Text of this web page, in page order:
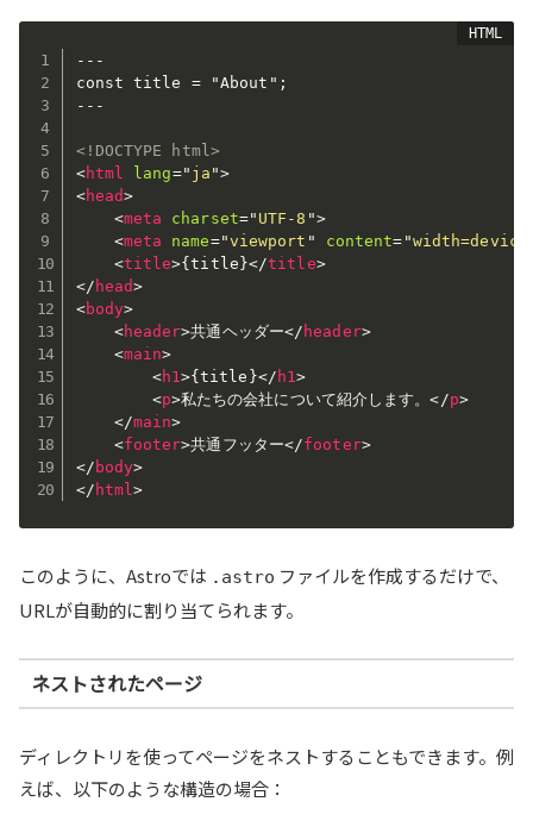
---
const title = "About";
---
<!DOCTYPE html>
<html lang=" ja ">
<head>
<meta charset=" UTF-8 ">
<meta name="viewport " content= "
<title>{title}</title>
</ head>
<body>
<header>共通ヘッダー</ header>
<main>
<h1>{title}</ h1>
<p>私たちの会社について紹介します。</p>
</main>
<footer>共通フッター</footer>
</ body>
</ html>
このように、Astroでは .astro ファイルを作成するだけで、
URLが自動的に割り当てられます。
ネストされたページ
ディレクトリを使ってページをネストすることもできます。例
えば、以下のような構造の場合：